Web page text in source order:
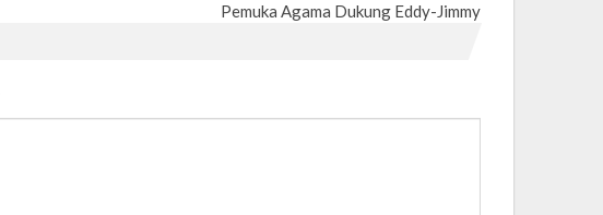
Pemuka Agama Dukung Eddy-Jimmy